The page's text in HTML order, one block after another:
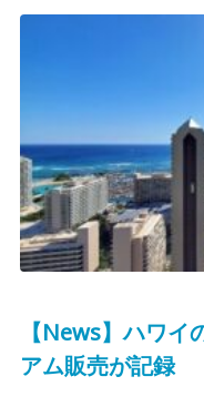
【News】ハワ
アム販売が記録